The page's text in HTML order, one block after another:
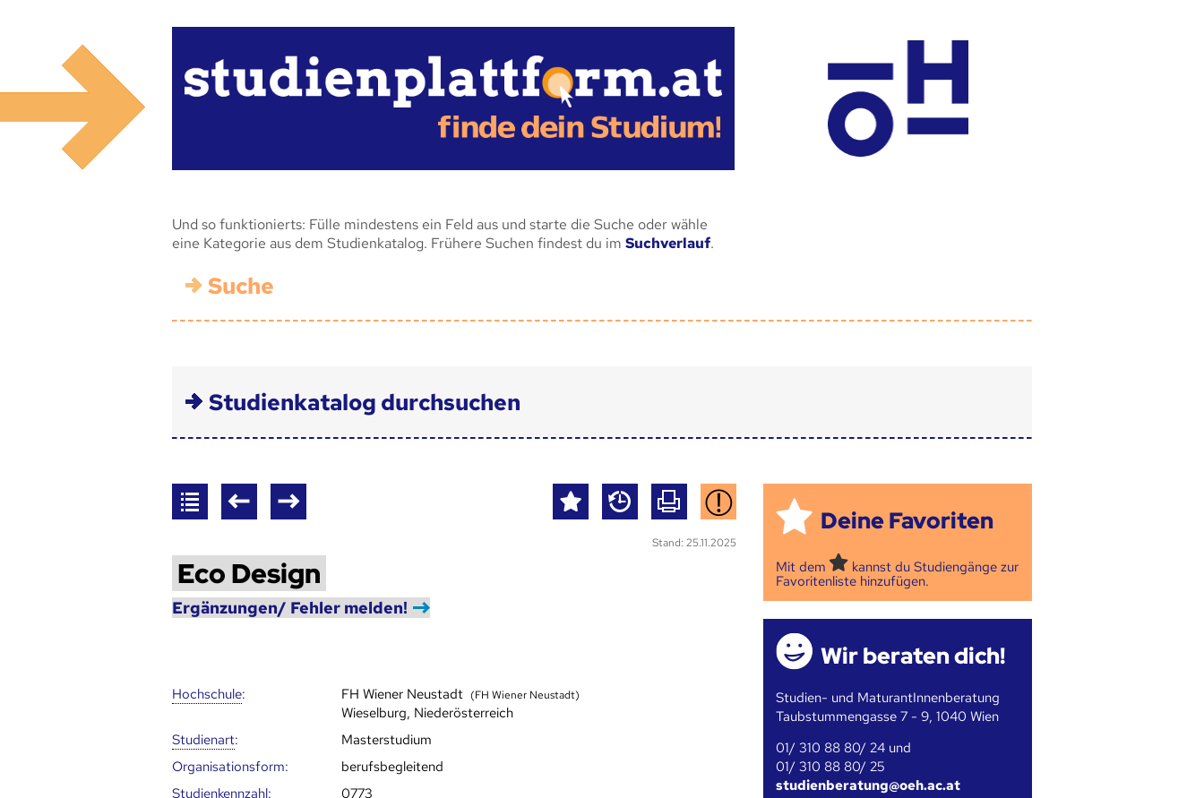
Und so funktionierts: Fülle mindestens ein Feld aus und starte die Suche oder wähle
eine Kategorie aus dem Studienkatalog. Frühere Suchen findest du im Suchverlauf.
Suche
Studienkatalog durchsuchen
Stand: 25.11.2025
Eco Design
Ergänzungen/ Fehler melden!
Hoch­schule: FH Wiener Neustadt (FH Wiener Neustadt)
Wieselburg, Niederösterreich
Studienart:
Masterstudium
Organisationsform:
berufsbegleitend
Studien­kenn­zahl:
0773
Deine Favoriten
Mit dem
kannst du Studiengänge zur
Favoritenliste hinzufügen.
Wir beraten dich!
Studien- und MaturantInnenberatung
Taubstummengasse 7 - 9, 1040 Wien
01/ 310 88 80/ 24 und
01/ 310 88 80/ 25
studienberatung@oeh.ac.at